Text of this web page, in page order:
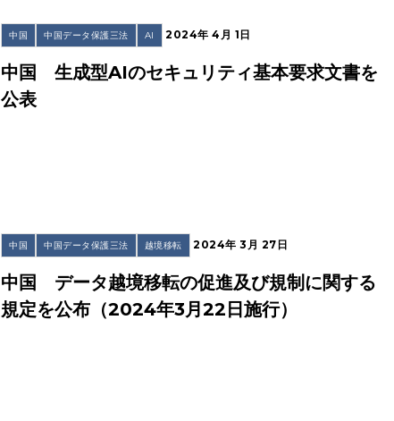
中国 中国データ保護三法 AI 2024年 4月 1日
中国 生成型AIのセキュリティ基本要求文書を
公表
中国 中国データ保護三法 越境移転 2024年 3月 27日
中国 データ越境移転の促進及び規制に関する
規定を公布（2024年3月22日施行）